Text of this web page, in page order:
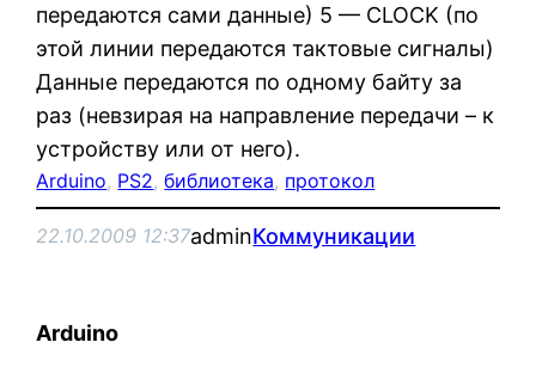
передаются сами данные) 5 — CLOCK (по
этой линии передаются тактовые сигналы)
Данные передаются по одному байту за
раз (невзирая на направление передачи – к
устройству или от него).
Arduino, PS2, библиотека, протокол
22.10.2009 12:37adminКоммуникации
Arduino